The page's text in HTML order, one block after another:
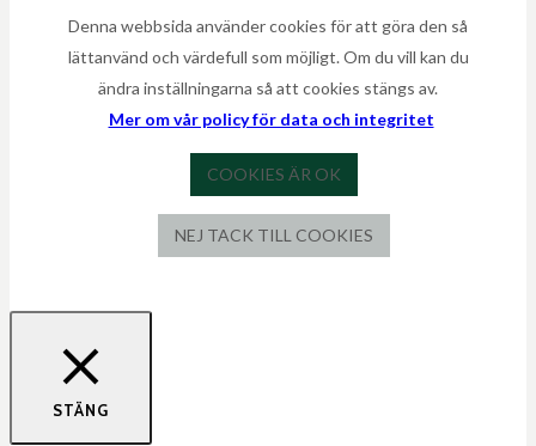
Denna webbsida använder cookies för att göra den så
lättanvänd och värdefull som möjligt. Om du vill kan du
ändra inställningarna så att cookies stängs av.
Mer om vår policy för data och integritet
COOKIES ÄR OK
NEJ TACK TILL COOKIES
STÄNG